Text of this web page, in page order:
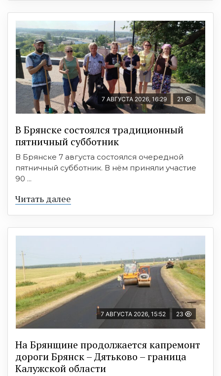
7 АВГУСТА 2026, 16:29 21
В Брянске состоялся традиционный
пятничный субботник
В Брянске 7 августа состоялся очередной
пятничный субботник. В нём приняли участие
90 ...
Читать далее
7 АВГУСТА 2026, 15:52 23
На Брянщине продолжается капремонт
дороги Брянск – Дятьково – граница
Калужской области